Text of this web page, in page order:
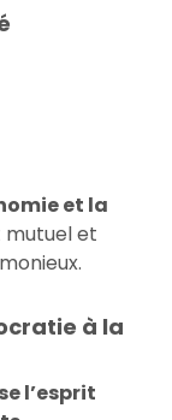
et la
mutuel et
à la
l’esprit